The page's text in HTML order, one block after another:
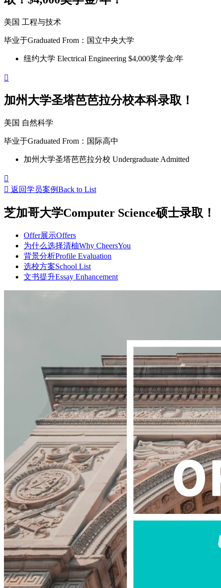
美国 工程与技术
毕业于Graduated From ：国立中央大学
纽约大学 Electrical Engineering $4,000奖学金/年

加州大学圣塔芭芭拉分校本科录取！
美国 自然科学
毕业于Graduated From ：国际高中
加州大学圣塔芭芭拉分校 Undergraduate Admitted

 返回学员案例Back to List
芝加哥大学Computer Science硕士录取！
Offer展示Offers
为什么选择清柚Why CheersYou
背景分析Profile Evaluation
选校方案School List
文书提升Essay Enhancement